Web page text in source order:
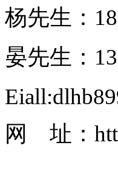
杨先生：
晏先生：
网 址：